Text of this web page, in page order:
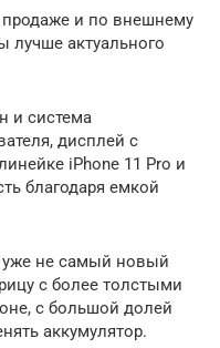
и по внешнему
лучше актуального
и система
дисплей с
iPhone 11 Pro и
благодаря емкой
уже не самый новый
с более толстыми
с большой долей
аккумулятор.